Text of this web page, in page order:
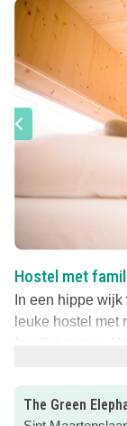
Hostel met
In een hippe
leuke hostel met
groene en
‘place to be’
The Green